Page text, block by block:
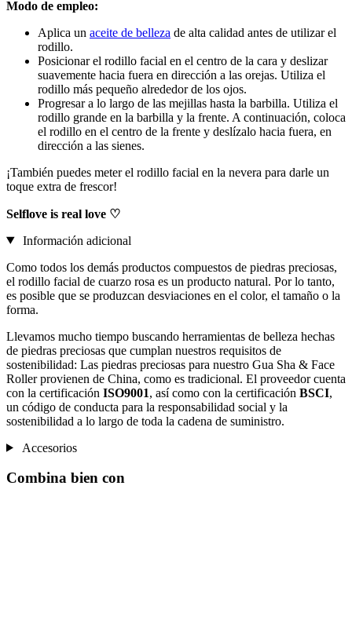
Modo de empleo:
Aplica un aceite de belleza de alta calidad antes de utilizar el
rodillo.
Posicionar el rodillo facial en el centro de la cara y deslizar
suavemente hacia fuera en dirección a las orejas. Utiliza el
rodillo más pequeño alrededor de los ojos.
Progresar a lo largo de las mejillas hasta la barbilla. Utiliza el
rodillo grande en la barbilla y la frente. A continuación, coloca
el rodillo en el centro de la frente y deslízalo hacia fuera, en
dirección a las sienes.
¡También puedes meter el rodillo facial en la nevera para darle un
toque extra de frescor!
Selflove is real love ♡
Información adicional
Como todos los demás productos compuestos de piedras preciosas,
el rodillo facial de cuarzo rosa es un producto natural. Por lo tanto,
es posible que se produzcan desviaciones en el color, el tamaño o la
forma.
Llevamos mucho tiempo buscando herramientas de belleza hechas
de piedras preciosas que cumplan nuestros requisitos de
sostenibilidad: Las piedras preciosas para nuestro Gua Sha & Face
Roller provienen de China, como es tradicional. El proveedor cuenta
con la certificación ISO9001, así como con la certificación BSCI,
un código de conducta para la responsabilidad social y la
sostenibilidad a lo largo de toda la cadena de suministro.
Accesorios
Combina bien con